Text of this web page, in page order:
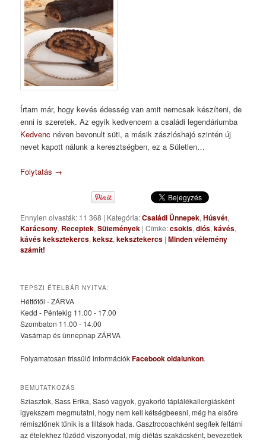
Írtam már, hogy kevés édesség van amit nemcsak készíteni, de
enni is szeretek. Az egyik kedvencem a családi legendáriumba
Kedvenc néven bevonult süti, a másik zászlóshajó szintén új
nevet kapott nálunk a keresztségben, ez a Sületlen…
Folytatás →
Ennyien olvasták: 11 368 | Kategória:Családi Ünnepek,Húsvét,
Karácsony, Receptek,Sütemények |Címke:csokis,diós,kávés,
kávés keksztekercs,keksz,keksztekercs |Minden vélemény
számít!
TEPSZI ÉTELBÁR NYITVA:
Hétfőtől - ZÁRVA
Kedd - Péntekig 11.00 - 17.00
Szombaton 11.00 - 14.00
Vasárnap és ünnepnap ZÁRVA
Folyamatosan frissülő információkFacebook oldalunkon.
BEMUTATKOZÁS
Sziasztok, Sass Erika, Sasó vagyok, gyakorló táplálékallergiásként
igyekszem megmutatni, hogy nem kell kétségbeesni, még ha elsőre
rémisztőnek tűnik is a tiltások hada. Gasztrocoachként segítek feltárni
az ételekhez fűződő viszonyodat, míg diétás szakácsként, bevezetlek